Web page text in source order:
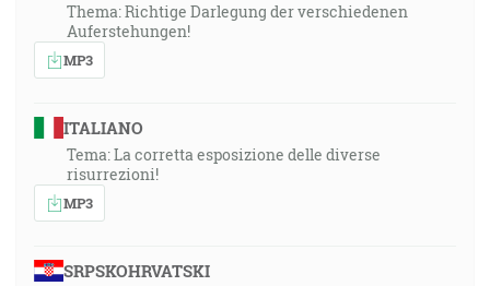
Thema: Richtige Darlegung der verschiedenen
Auferstehungen!
MP3
ITALIANO
Tema: La corretta esposizione delle diverse
risurrezioni!
MP3
SRPSKOHRVATSKI